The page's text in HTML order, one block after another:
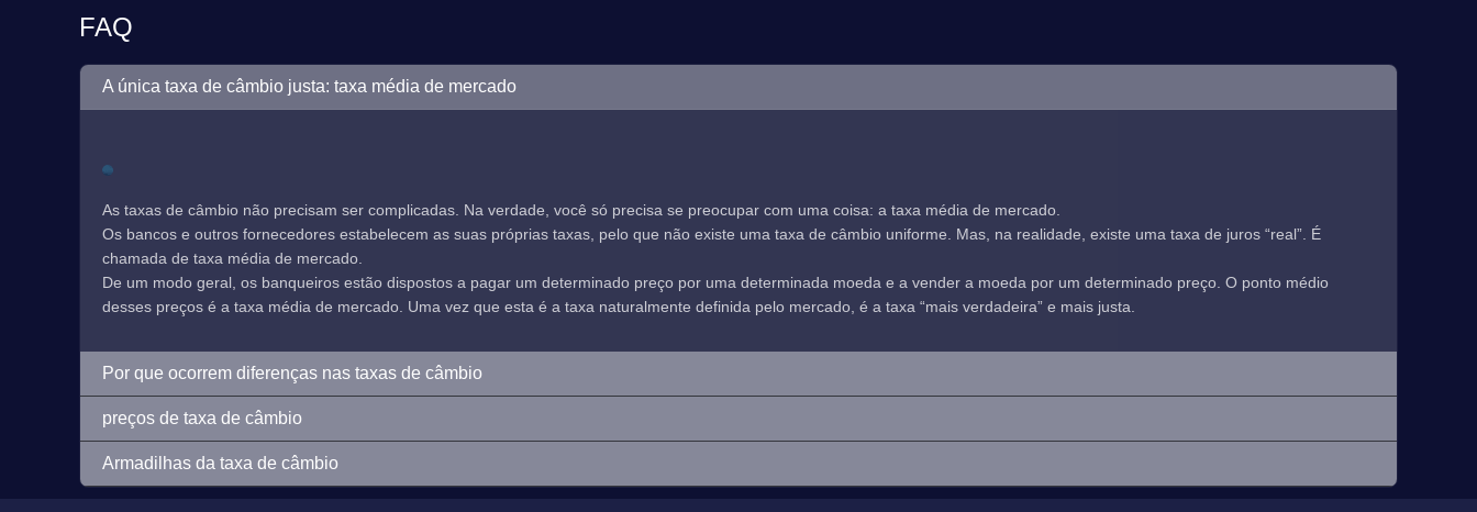
FAQ
A única taxa de câmbio justa: taxa média de mercado
As taxas de câmbio não precisam ser complicadas. Na verdade, você só precisa se preocupar com uma coisa: a taxa média de mercado.
Os bancos e outros fornecedores estabelecem as suas próprias taxas, pelo que não existe uma taxa de câmbio uniforme. Mas, na realidade, existe uma taxa de juros “real”. É
chamada de taxa média de mercado.
De um modo geral, os banqueiros estão dispostos a pagar um determinado preço por uma determinada moeda e a vender a moeda por um determinado preço. O ponto médio
desses preços é a taxa média de mercado. Uma vez que esta é a taxa naturalmente definida pelo mercado, é a taxa “mais verdadeira” e mais justa.
Por que ocorrem diferenças nas taxas de câmbio
preços de taxa de câmbio
Armadilhas da taxa de câmbio